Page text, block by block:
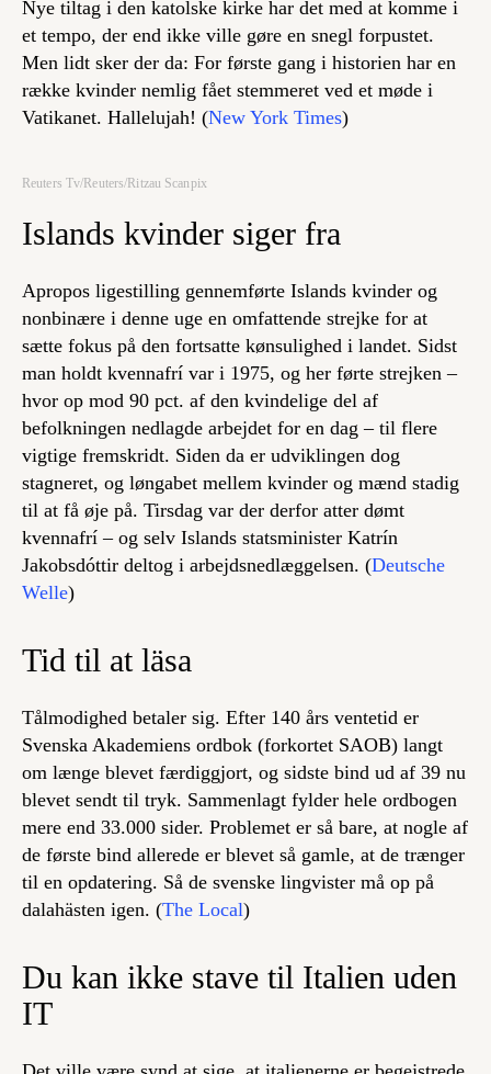
Nye tiltag i den katolske kirke har det med at komme i
et tempo, der end ikke ville gøre en snegl forpustet.
Men lidt sker der da: For første gang i historien har en
række kvinder nemlig fået stemmeret ved et møde i
Vatikanet. Hallelujah! (New York Times)
Reuters Tv/Reuters/Ritzau Scanpix
Islands kvinder siger fra
Apropos ligestilling gennemførte Islands kvinder og
nonbinære i denne uge en omfattende strejke for at
sætte fokus på den fortsatte kønsulighed i landet. Sidst
man holdt kvennafrí var i 1975, og her førte strejken –
hvor op mod 90 pct. af den kvindelige del af
befolkningen nedlagde arbejdet for en dag – til flere
vigtige fremskridt. Siden da er udviklingen dog
stagneret, og løngabet mellem kvinder og mænd stadig
til at få øje på. Tirsdag var der derfor atter dømt
kvennafrí – og selv Islands statsminister Katrín
Jakobsdóttir deltog i arbejdsnedlæggelsen. (Deutsche
Welle)
Tid til at läsa
Tålmodighed betaler sig. Efter 140 års ventetid er
Svenska Akademiens ordbok (forkortet SAOB) langt
om længe blevet færdiggjort, og sidste bind ud af 39 nu
blevet sendt til tryk. Sammenlagt fylder hele ordbogen
mere end 33.000 sider. Problemet er så bare, at nogle af
de første bind allerede er blevet så gamle, at de trænger
til en opdatering. Så de svenske lingvister må op på
dalahästen igen. (The Local)
Du kan ikke stave til Italien uden
IT